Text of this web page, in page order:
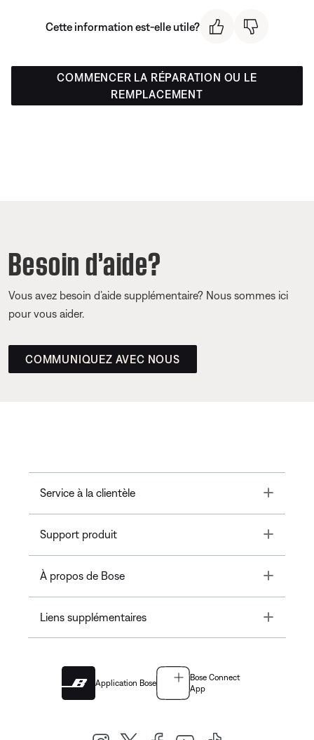
Cette information est-elle utile?
COMMENCER LA RÉPARATION OU LE
REMPLACEMENT
Besoin d’aide?
Vous avez besoin d’aide supplémentaire? Nous sommes ici
pour vous aider.
COMMUNIQUEZ AVEC NOUS
Service à la clientèle Toggle
Support produit Toggle
À propos de Bose Toggle
Liens supplémentaires Toggle
Application Bose
Bose Connect
App